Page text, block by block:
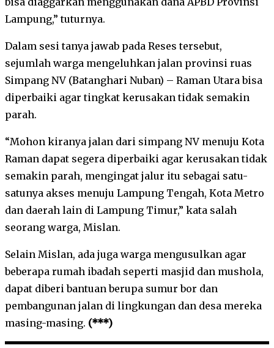
Lampung,” tuturnya.
Dalam sesi tanya jawab pada Reses tersebut,
sejumlah warga mengeluhkan jalan provinsi ruas
Simpang NV (Batanghari Nuban) – Raman Utara bisa
diperbaiki agar tingkat kerusakan tidak semakin
parah.
“Mohon kiranya jalan dari simpang NV menuju Kota
Raman dapat segera diperbaiki agar kerusakan tidak
semakin parah, mengingat jalur itu sebagai satu-
satunya akses menuju Lampung Tengah, Kota Metro
dan daerah lain di Lampung Timur,” kata salah
seorang warga, Mislan.
Selain Mislan, ada juga warga mengusulkan agar
beberapa rumah ibadah seperti masjid dan mushola,
dapat diberi bantuan berupa sumur bor dan
pembangunan jalan di lingkungan dan desa mereka
masing-masing. (***)